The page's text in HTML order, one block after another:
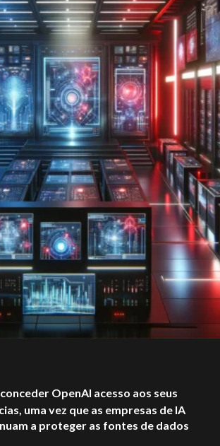
OpenAI acesso aos seus
uma vez que as empresas de IA
a proteger as fontes de dados